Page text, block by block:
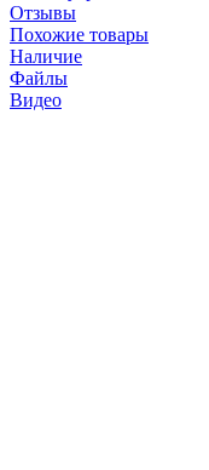
Отзывы
Похожие товары
Наличие
Файлы
Видео